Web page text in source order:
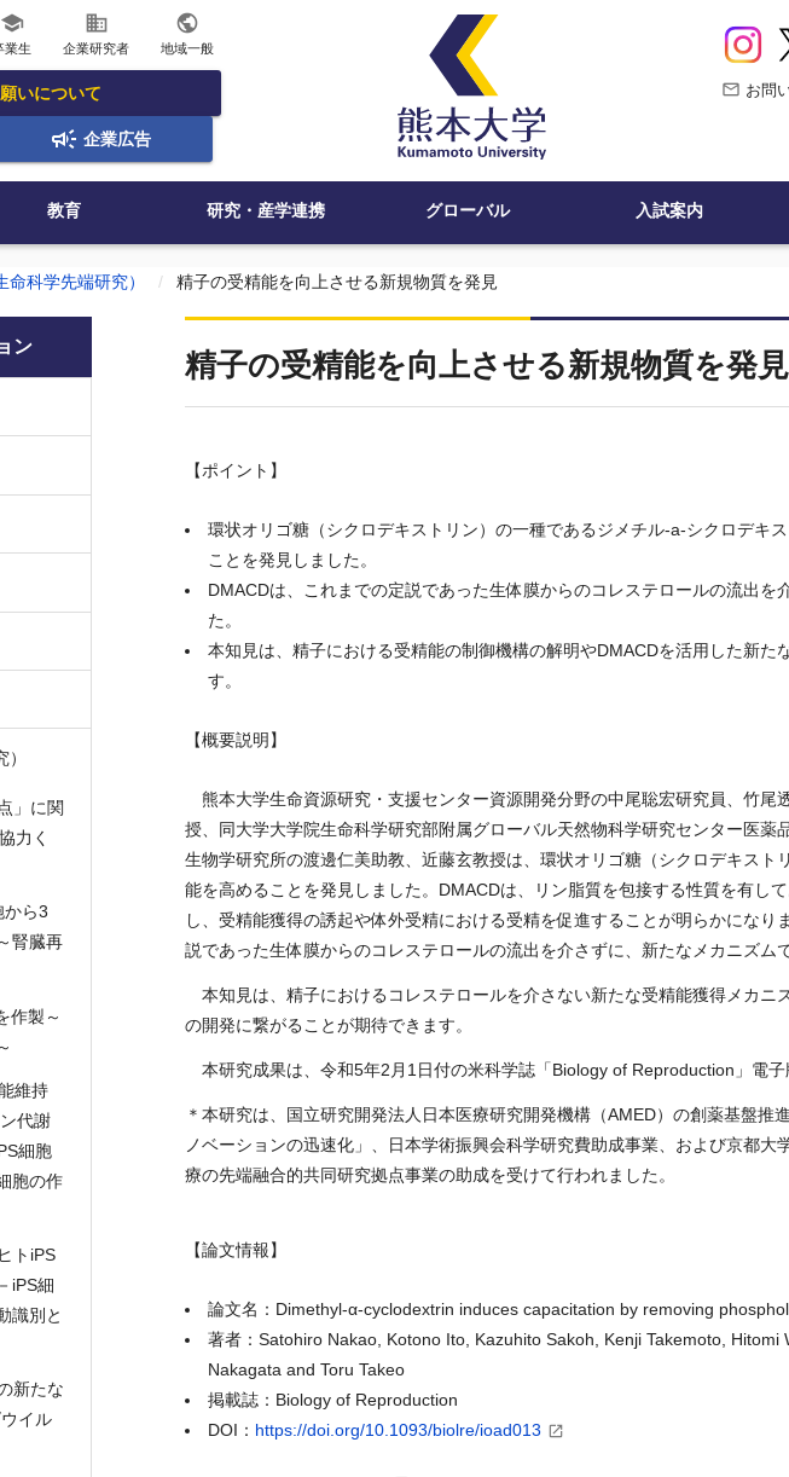
school
業生
business
企業研究者
public
地域一般
いについて
企業広告
mail_outline お問
教育 研究・産学連携 グローバル 入試案内
命科学先端研究） 精子の受精能を向上させる新規物質を発見
精子の受精能を向上させる新規物質を発見
【ポイント】
環状オリゴ糖（シクロデキストリン）の一種であるジメチル-a-シクロデキ
ことを発見しました。
DMACDは、これまでの定説であった生体膜からのコレステロールの流出を
た。
本知見は、精子における受精能の制御機構の解明やDMACDを活用した新た
す。
【概要説明】
熊本大学生命資源研究・支援センター資源開発分野の中尾聡宏研究員、竹尾
授、同大学大学院生命科学研究部附属グローバル天然物科学研究センター医
生物学研究所の渡邊仁美助教、近藤玄教授は、環状オリゴ糖（シクロデキス
能を高めることを発見しました。DMACDは、リン脂質を包接する性質を有し
し、受精能獲得の誘起や体外受精における受精を促進することが明らかになり
説であった生体膜からのコレステロールの流出を介さずに、新たなメカニズム
本知見は、精子におけるコレステロールを介さない新たな受精能獲得メカニ
の開発に繋がることが期待できます。
本研究成果は、令和5年2 月 1 日付の米科学誌「Biology of Reproduction 」電
＊本研究は、国立研究開発法人日本医療研究開発機構（AMED）の創薬基盤推
ノベーションの迅速化」、日本学術振興会科学研究費助成事業、および京都
療の先端融合的共同研究拠点事業の助成を受けて行われました。
【論文情報】
論文名：Dimethyl-α-cyclodextrin induces capacitation by removing
著者：Satohiro Nakao, Kotono Ito, Kazuhito Sakoh, Kenji Takemoto,
Nakagata and Toru Takeo
掲載誌：Biology of Reproduction
DOI： https://doi.org/10.1093/biolre/ioad013
ン
」に関
力く
から3
腎臓再
作製～
維持
代謝
細胞
胞の作
トiPS
iPS細
識別と
新たな
イル